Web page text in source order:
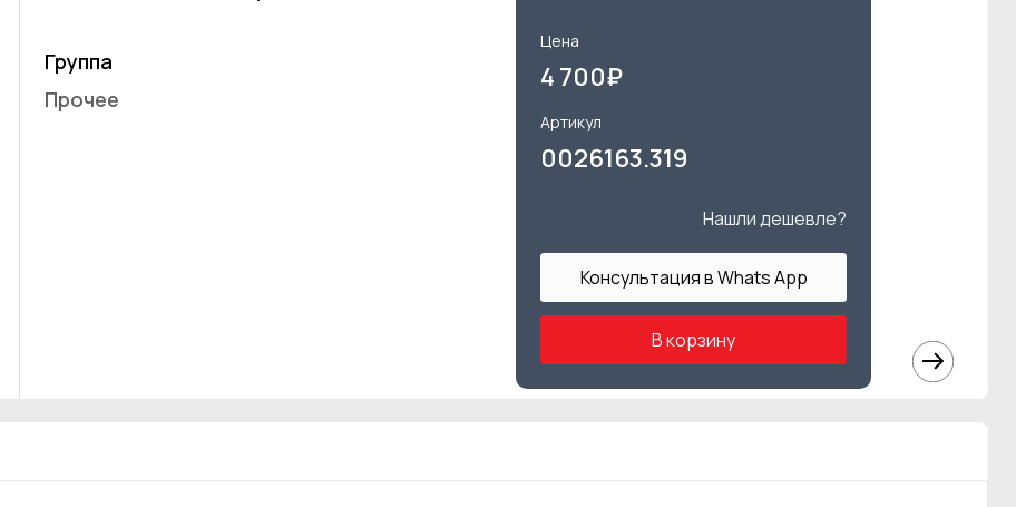
Группа
Прочее
Цена
4 700₽
Артикул
0026163.319
Нашли дешевле?
Консультация в Whats App
В корзину